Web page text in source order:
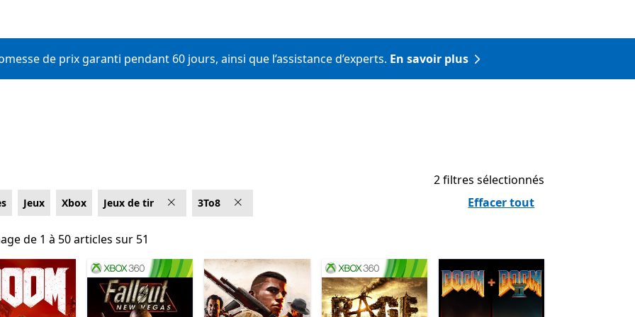
de prix garanti pendant 60 jours, ainsi que l’assistance d’experts. En savoir plus
Jeux Xbox Jeux de tir 3To8
2 filtres sélectionnés
Effacer tout
de 1 à 50 articles sur 51
de 1 à 50 articles sur 51